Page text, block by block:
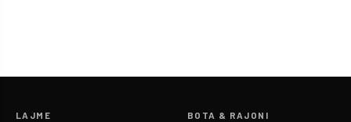
LAJME BOTA & RAJONI